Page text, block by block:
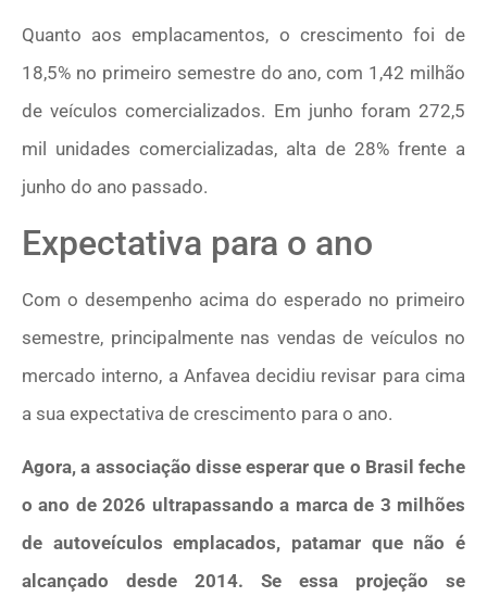
Quanto aos emplacamentos, o crescimento foi de
18,5% no primeiro semestre do ano, com 1,42 milhão
de veículos comercializados. Em junho foram 272,5
mil unidades comercializadas, alta de 28% frente a
junho do ano passado.
Expectativa para o ano
Com o desempenho acima do esperado no primeiro
semestre, principalmente nas vendas de veículos no
mercado interno, a Anfavea decidiu revisar para cima
a sua expectativa de crescimento para o ano.
Agora, a associação disse esperar que o Brasil feche
o ano de 2026 ultrapassando a marca de 3 milhões
de autoveículos emplacados, patamar que não é
alcançado desde 2014. Se essa projeção se